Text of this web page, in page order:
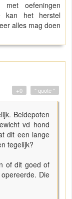
met oefeningen
kan het herstel
alles mag doen
" quote "
+0
Beidepoten
vd hond
dit een lange
tegelijk?
of dit goed of
Die